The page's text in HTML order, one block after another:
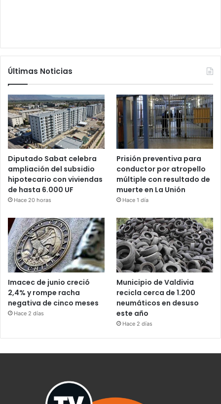
Últimas Noticias
Diputado Sabat celebra
ampliación del subsidio
hipotecario con viviendas
de hasta 6.000 UF
Hace 20 horas
Prisión preventiva para
conductor por atropello
múltiple con resultado de
muerte en La Unión
Hace 1 día
Imacec de junio creció
2,4% y rompe racha
negativa de cinco meses
Hace 2 días
Municipio de Valdivia
recicla cerca de 1.200
neumáticos en desuso
este año
Hace 2 días